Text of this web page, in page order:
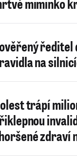
ředitel
na
trápí
zdraví